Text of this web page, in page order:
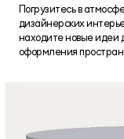
Погрузитесь в
дизайнерских
находите новые идеи
оформления